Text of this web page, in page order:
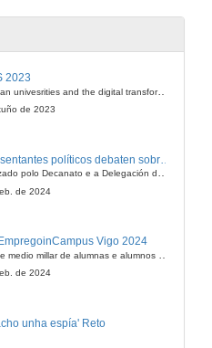
de 2009
2023
European univesrities and the digital transformation: challenges and opportunities ahead
de 2023
Organizado polo Decanato e a Delegación de Alumnado de Dirección e Xestión Pública e coa participación de candidatos de PP, BNG, PSOE, Sumar e Podemos
de 2024
Vigo 2024
de 2024
unha espía' Reto